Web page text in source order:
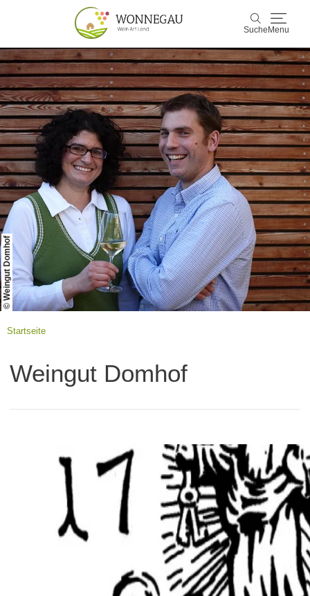
Suche Menu
Suche
Wonnegau
Entdecken & Erleben
Wein & Genuss
Kultur & Events
Buchen & Service
© Weingut Domhof
Startseite
Weingut Domhof